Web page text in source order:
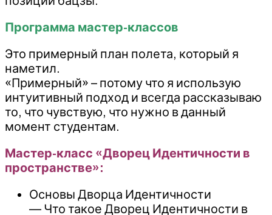
Программа мастер-классов
Это примерный план полета, который я
наметил.
«Примерный» – потому что я использую
интуитивный подход и всегда рассказываю
то, что чувствую, что нужно в данный
момент студентам.
Мастер-класс «Дворец Идентичности в
пространстве»:
Основы Дворца Идентичности
— Что такое Дворец Идентичности в